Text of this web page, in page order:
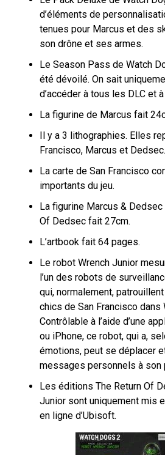
d’éléments de
tenues pour Marcus et des
son drône et ses armes.
Le Season Pass de Watch
été dévoilé. On sait
d’accéder à tous les DLC et
La figurine de Marcus fait
Il y a 3 lithographies. Elles
Francisco, Marcus et Dedsec.
La carte de San Francisco
importants du jeu.
La figurine Marcus & Dedsec
Of Dedsec fait 27cm.
L’artbook fait 64 pages.
Le robot Wrench Junior
l’un des robots de
qui, normalement,
chics de San Francisco dans
Contrôlable à l’aide d’une
ou iPhone, ce robot, qui a,
émotions, peut se déplacer
messages personnels à son
Les éditions The Return Of
Junior sont uniquement mis
en ligne d’Ubisoft.